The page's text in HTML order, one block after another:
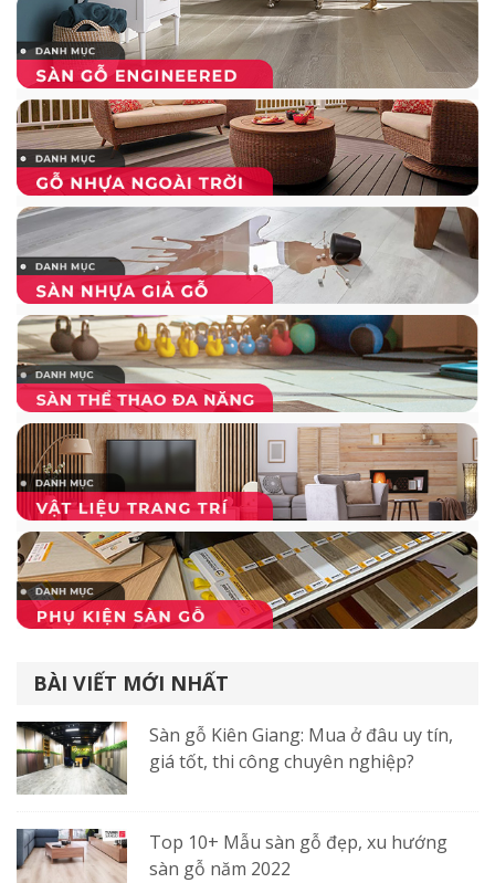
BÀI VIẾT MỚI NHẤT
Sàn gỗ Kiên Giang: Mua ở đâu uy tín,
giá tốt, thi công chuyên nghiệp?
Top 10+ Mẫu sàn gỗ đẹp, xu hướng
sàn gỗ năm 2022